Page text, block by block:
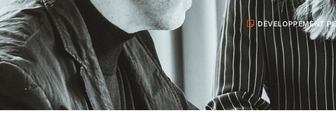
DÉVELOPPEMENT